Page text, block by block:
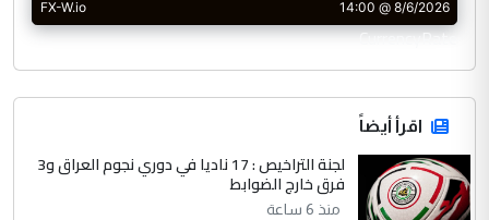
CurrencyRate
اقرأ أيضاً
لجنة التراخيص : 17 ناديا في دوري نجوم العراق و3
فرق خارج الضوابط
منذ 6 ساعة